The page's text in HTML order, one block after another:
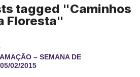
tagged "Caminhos
Floresta"
– SEMANA DE
02/2015